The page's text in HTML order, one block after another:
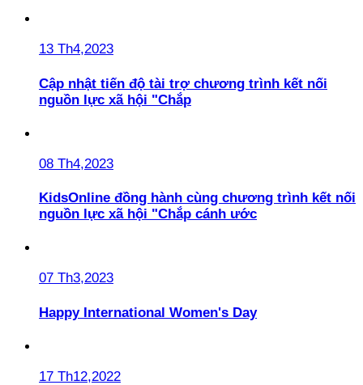
13 Th4,2023
Cập nhật tiến độ tài trợ chương trình kết nối
nguồn lực xã hội "Chắp
08 Th4,2023
KidsOnline đồng hành cùng chương trình kết nối
nguồn lực xã hội "Chắp cánh ước
07 Th3,2023
Happy International Women's Day
17 Th12,2022